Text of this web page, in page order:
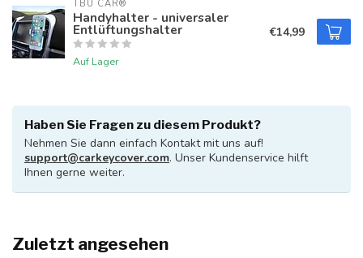
TBU CAR®
Handyhalter - universaler
Entlüftungshalter
Auf Lager
€14,99
Haben Sie Fragen zu diesem Produkt?
Nehmen Sie dann einfach Kontakt mit uns auf!
support@carkeycover.com. Unser Kundenservice hilft
Ihnen gerne weiter.
Zuletzt angesehen